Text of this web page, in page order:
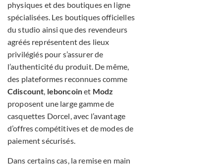
physiques et des boutiques en ligne
spécialisées. Les boutiques officielles
du studio ainsi que des revendeurs
agréés représentent des lieux
privilégiés pour s’assurer de
l’authenticité du produit. De même,
des plateformes reconnues comme
Cdiscount leboncoinet Modz
proposent une large gamme de
casquettes Dorcel, avec l’avantage
d’offres compétitives et de modes de
paiement sécurisés.
Dans certains cas, la remise en main